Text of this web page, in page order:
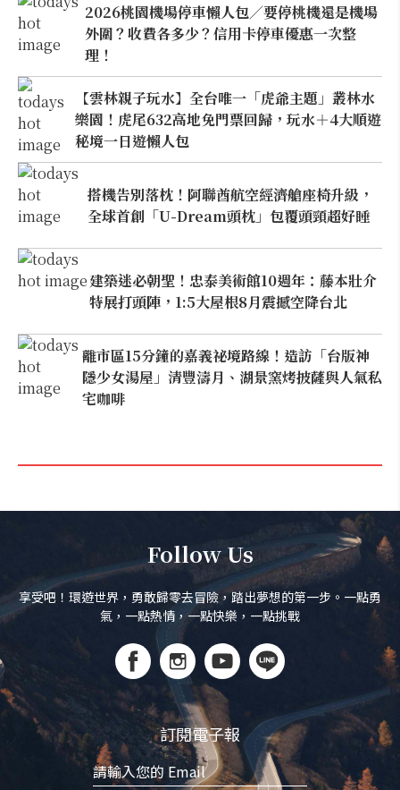
2026桃園機場停車懶人包／要停桃機還是機場
外圍？收費各多少？信用卡停車優惠一次整
理！
【雲林親子玩水】全台唯一「虎爺主題」叢林水
樂園！虎尾632高地免門票回歸，玩水＋4大順遊
秘境一日遊懶人包
搭機告別落枕！阿聯酋航空經濟艙座椅升級，
全球首創「U-Dream頭枕」包覆頭頸超好睡
建築迷必朝聖！忠泰美術館10週年：藤本壯介
特展打頭陣，1:5大屋根8月震撼空降台北
離市區15分鐘的嘉義祕境路線！造訪「台版神
隱少女湯屋」清豐濤月、湖景窯烤披薩與人氣私
宅咖啡
Follow Us
享受吧！環遊世界，勇敢歸零去冒險，踏出夢想的第一步。一點勇
氣，一點熱情，一點快樂，一點挑戰
訂閱電子報